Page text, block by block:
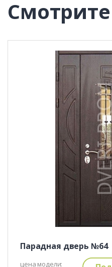
Парадная дверь №64
цена модели: